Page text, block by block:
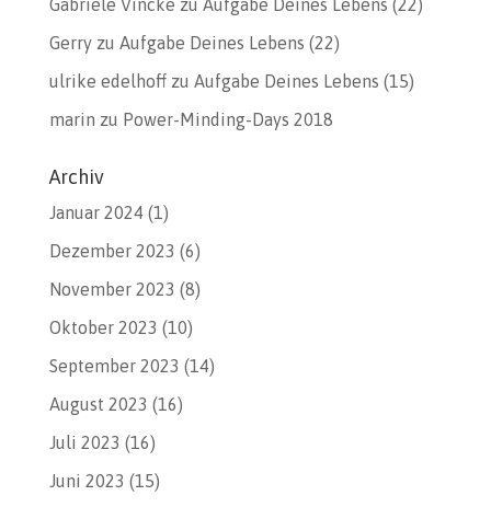
Gerryzu Aufgabe Deines Lebens (22)
ulrike edelhoffzu Aufgabe Deines Lebens (15)
marin zu Power-Minding-Days 2018
Archiv
Januar 2024(1)
Dezember 2023 (6)
November 2023 (8)
Oktober 2023 (10)
September 2023 (14)
August 2023 (16)
Juli 2023 (16)
Juni 2023 (15)